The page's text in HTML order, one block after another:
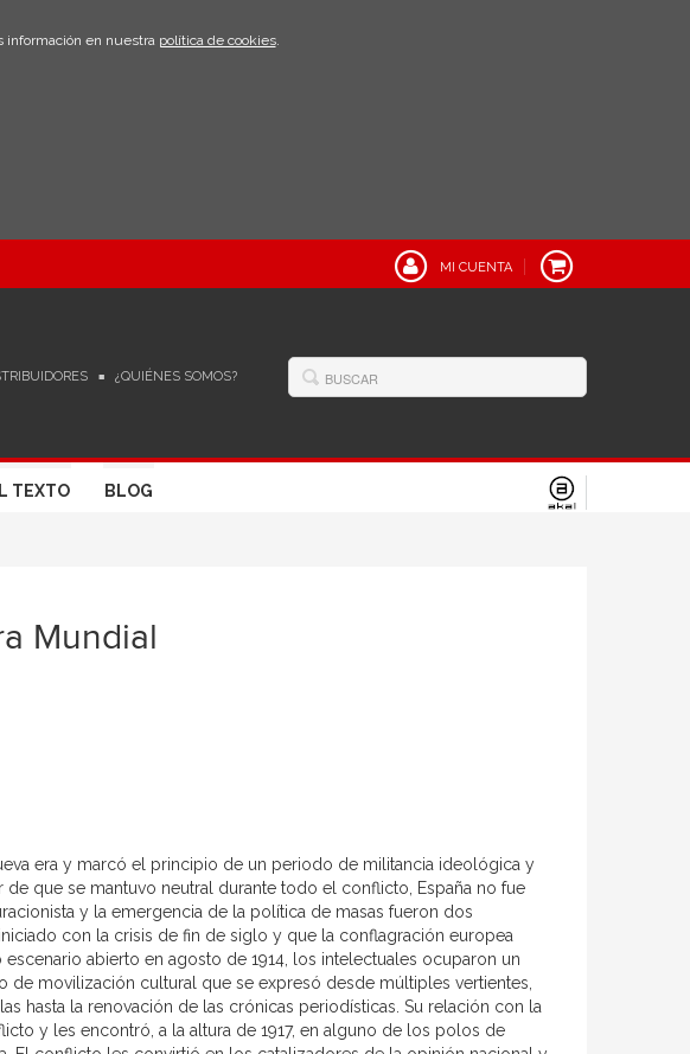
información en nuestra política de cookies.
MI CUENTA
¿QUIÉNES SOMOS?
TEXTO BLOG
Mundial
era y marcó el principio de un periodo de militancia ideológica y
que se mantuvo neutral durante todo el conflicto, España no fue
y la emergencia de la política de masas fueron dos
con la crisis de fin de siglo y que la conflagración europea
abierto en agosto de 1914, los intelectuales ocuparon un
de movilización cultural que se expresó desde múltiples vertientes,
hasta la renovación de las crónicas periodísticas. Su relación con la
y les encontró, a la altura de 1917, en alguno de los polos de